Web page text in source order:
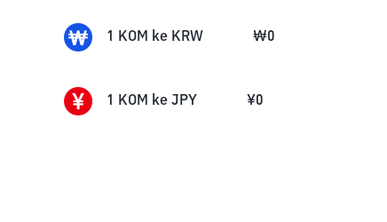
1 KOM ke KRW ₩0
1 KOM ke JPY ¥0